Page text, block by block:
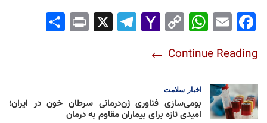
Fac
ok
Em
Wh
Ap
p
Co
Lin
k
Yah
l
Tel
Pri
Continue Reading
اخبار سلامت
بومی‌سازی فناوری ژن‌درمانی سرطان خون در ایران؛
امیدی تازه برای بیماران مقاوم به درمان